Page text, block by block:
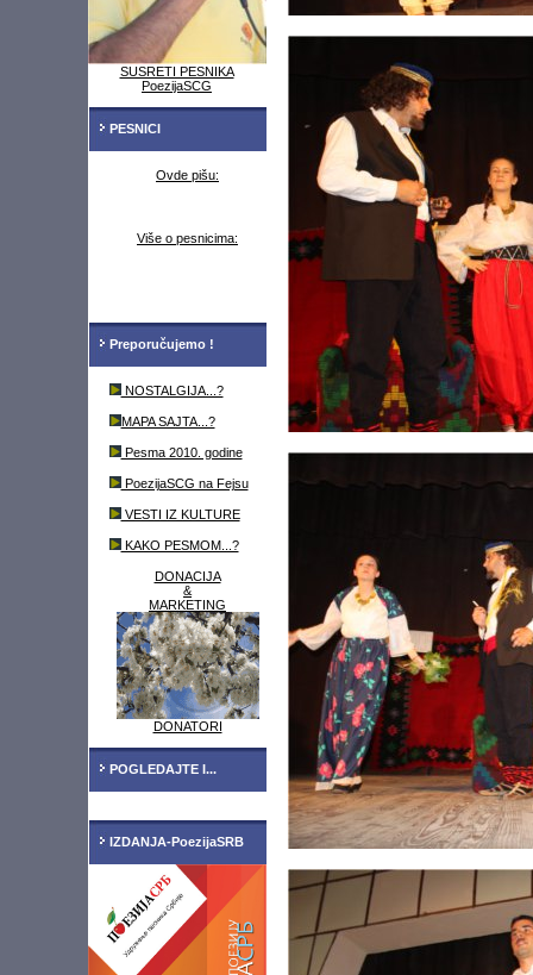
SUSRETI PESNIKA
PoezijaSCG
PESNICI
Ovde pišu:
Više o pesnicima:
Preporučujemo !
NOSTALGIJA...?
MAPA SAJTA...?
Pesma 2010. godine
PoezijaSCG na Fejsu
VESTI IZ KULTURE
KAKO PESMOM...?
DONACIJA
&
MARKETING
DONATORI
POGLEDAJTE I...
IZDANJA-PoezijaSRB